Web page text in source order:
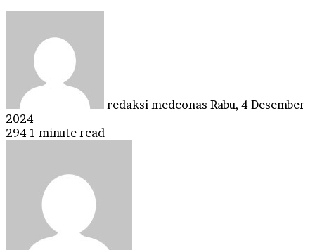
redaksi medconas Rabu, 4 Desember
2024
294 1 minute read